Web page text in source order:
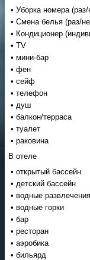
• Уборка номера
• Смена белья (раз/
• Кондиционер
• TV
• мини-бар
• фен
• сейф
• телефон
• душ
• балкон/терраса
• туалет
• раковина
В отеле
• открытый бассейн
• детский бассейн
• водные развлечения
• водные горки
• бар
• ресторан
• аэробика
• бильярд